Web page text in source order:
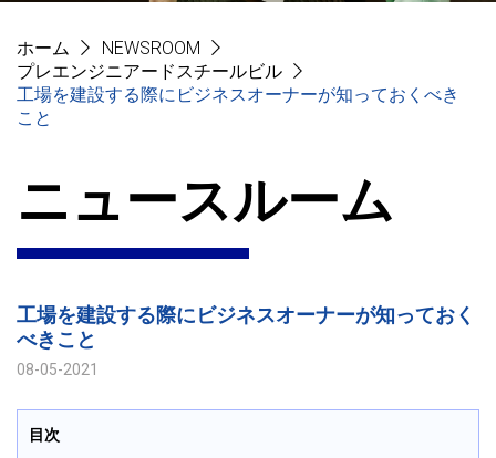
ホーム
NEWSROOM
プレエンジニアードスチールビル
工場を建設する際にビジネスオーナーが知っておくべき
こと
ニュースルーム
工場を建設する際にビジネスオーナーが知っておく
べきこと
08-05-2021
目次